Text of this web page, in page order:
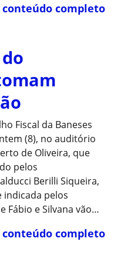
conteúdo completo
Fiscal da Baneses
(8), no auditório
de Oliveira, que
pelos
Berilli Siqueira,
indicada pelos
Fábio e Silvana vão…
conteúdo completo